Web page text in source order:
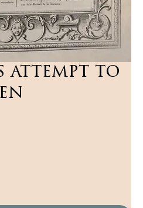
attempt to